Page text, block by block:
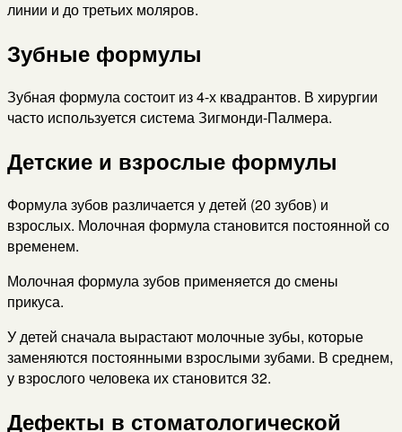
линии и до третьих моляров.
Зубные формулы
Зубная формула состоит из 4-х квадрантов. В хирургии
часто используется система Зигмонди-Палмера.
Детские и взрослые формулы
Формула зубов различается у детей (20 зубов) и
взрослых. Молочная формула становится постоянной со
временем.
Молочная формула зубов применяется до смены
прикуса.
У детей сначала вырастают молочные зубы, которые
заменяются постоянными взрослыми зубами. В среднем,
у взрослого человека их становится 32.
Дефекты в стоматологической